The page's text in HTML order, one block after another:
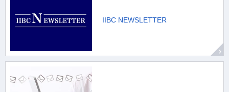
IIBC NEWSLETTER